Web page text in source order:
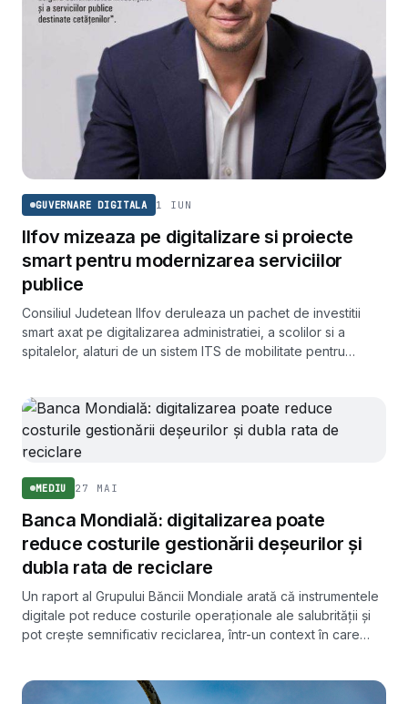
GUVERNARE DIGITALA 1 IUN
Ilfov mizeaza pe digitalizare si proiecte
smart pentru modernizarea serviciilor
publice
Consiliul Judetean Ilfov deruleaza un pachet de investitii
smart axat pe digitalizarea administratiei, a scolilor si a
spitalelor, alaturi de un sistem ITS de mobilitate pentru
MEDIU 27 MAI
Banca Mondială: digitalizarea poate
reduce costurile gestionării deșeurilor și
dubla rata de reciclare
Un raport al Grupului Băncii Mondiale arată că instrumentele
digitale pot reduce costurile operaționale ale salubrității și
pot crește semnificativ reciclarea, într-un context în care